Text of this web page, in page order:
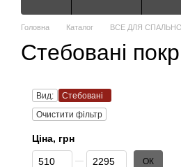
Головна Каталог ВСЕ ДЛЯ
Стебовані
Вид:
Стебовані
Очистити фільтр
Цiна, грн
Від Цiна, грн
До Цiна, грн ОК